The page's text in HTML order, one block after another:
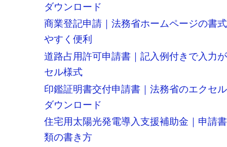
ダウンロード
商業登記申請｜法務省ホームページの書
やすく便利
道路占用許可申請書｜記入例付きで入力
セル様式
印鑑証明書交付申請書｜法務省のエクセ
ダウンロード
住宅用太陽光発電導入支援補助金｜申請
類の書き方